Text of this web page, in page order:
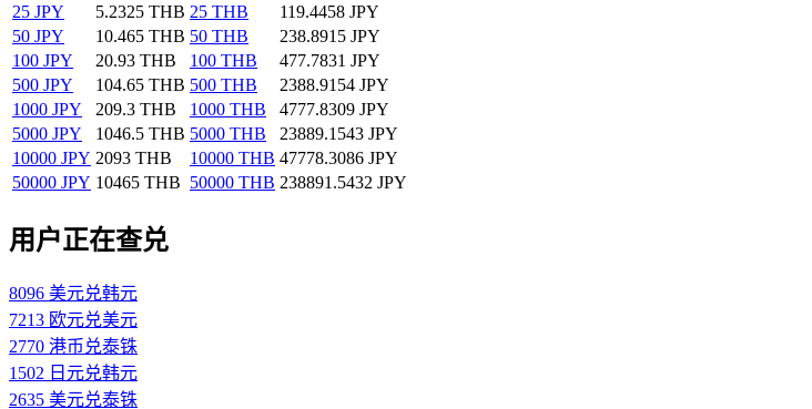
25 JPY
5.2325 THB 25 THB
119.4458 JPY
50 JPY
10.465 THB 50 THB
238.8915 JPY
100 JPY
20.93 THB 100 THB
477.7831 JPY
500 JPY
104.65 THB 500 THB
2388.9154 JPY
1000 JPY
209.3 THB 1000 THB
4777.8309 JPY
5000 JPY
1046.5 THB 5000 THB
23889.1543 JPY
10000 JPY 2093 THB 10000 THB 47778.3086 JPY
50000 JPY 10465 THB 50000 THB 238891.5432 JPY
用户正在查兑
8096 美元兑韩元
7213 欧元兑美元
2770 港币兑泰铢
1502 日元兑韩元
2635 美元兑泰铢